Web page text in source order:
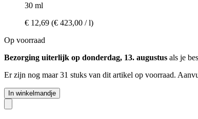
30 ml
€ 12,69 (€ 423,00 / l)
Op voorraad
Bezorging uiterlijk op donderdag, 13. augustus als je
Er zijn nog maar 31 stuks van dit artikel op voorraad.
In winkelmandje